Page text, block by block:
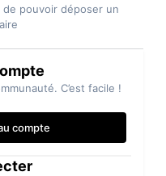
pouvoir déposer un
C’est facile !
compte